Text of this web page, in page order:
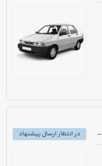
مزایده دولتی خودرو پژو 206 صندوقدار مدل 1390 رنگ سفید روغنی
در انتظار ارسال پیشنهاد